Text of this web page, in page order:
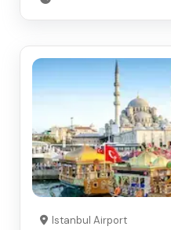
Istanbul Airport